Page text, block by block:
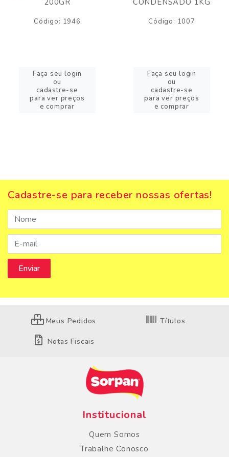
Código: 1946
Faça seu login
ou
cadastre-se
para ver preços
e comprar
Código: 1007
Faça seu login
ou
cadastre-se
para ver preços
e comprar
Cadastre-se para receber nossas ofertas!
Meus Pedidos Títulos
Notas Fiscais
Institucional
Quem Somos
Trabalhe Conosco